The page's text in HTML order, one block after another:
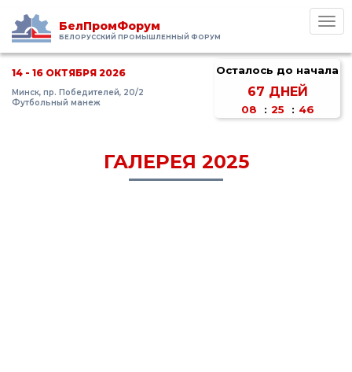
БелПромФорум
БЕЛОРУССКИЙ ПРОМЫШЛЕННЫЙ ФОРУМ
14 - 16 ОКТЯБРЯ 2026
Минск, пр. Победителей, 20/2
Футбольный манеж
Осталось до начала
67 ДНЕЙ
08 : 25 : 46
ГАЛЕРЕЯ 2025